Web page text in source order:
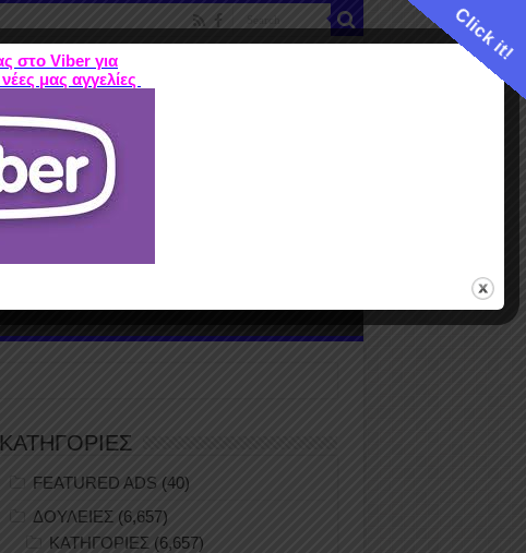
ΚΑΤΗΓΟΡΙΕΣ
FEATURED ADS (40)
ΔΟΥΛΕΙΕΣ (6,657)
ΚΑΤΗΓΟΡΙΕΣ (6,657)
Click it!
στο Viber για
μας αγγελίες